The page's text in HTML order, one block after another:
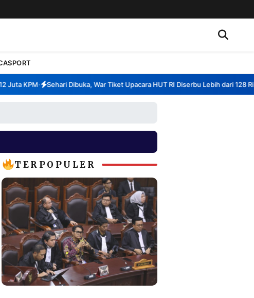
SPORT
KPM• Sehari Dibuka, War Tiket Upacara HUT RI Diserbu Lebih dari 128 Ribu
TERPOPULER